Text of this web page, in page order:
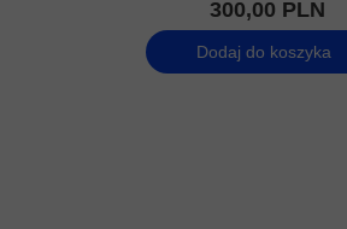
Dodaj do koszyka
300,00 PLN